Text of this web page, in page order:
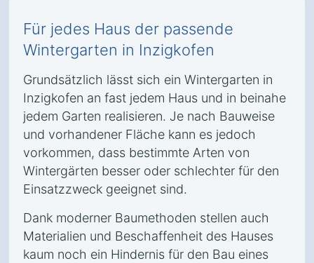
Für jedes Haus der passende
Wintergarten in Inzigkofen
Grundsätzlich lässt sich ein Wintergarten in
Inzigkofen an fast jedem Haus und in beinahe
jedem Garten realisieren. Je nach Bauweise
und vorhandener Fläche kann es jedoch
vorkommen, dass bestimmte Arten von
Wintergärten besser oder schlechter für den
Einsatzzweck geeignet sind.
Dank moderner Baumethoden stellen auch
Materialien und Beschaffenheit des Hauses
kaum noch ein Hindernis für den Bau eines